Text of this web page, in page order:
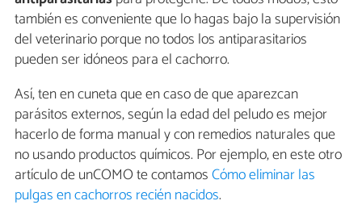
también es conveniente que lo hagas bajo la supervisión
del veterinario porque no todos los antiparasitarios
pueden ser idóneos para el cachorro.
Así, ten en cuneta que en caso de que aparezcan
parásitos externos, según la edad del peludo es mejor
hacerlo de forma manual y con remedios naturales que
no usando productos químicos. Por ejemplo, en este otro
artículo de unCOMO te contamosCómo eliminar las
pulgas en cachorros recién nacidos.